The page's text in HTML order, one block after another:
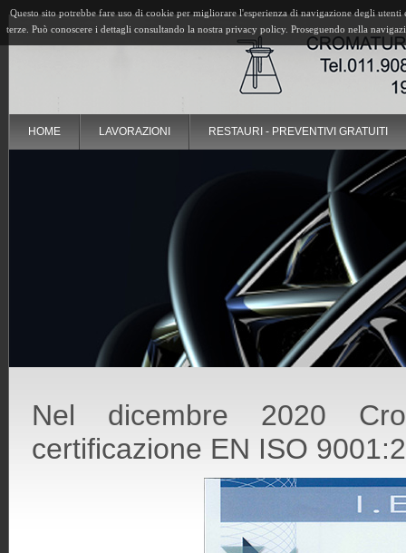
Questo sito potrebbe fare uso di cookie per migliorare l'esperienza di navigazione degli
terze. Può conoscere i dettagli consultando la nostra privacy policy. Proseguendo nella
HOME LAVORAZIONI RESTAURI - PREVENTIVI GRATUITI
Nel dicembre 2020
certificazione EN ISO